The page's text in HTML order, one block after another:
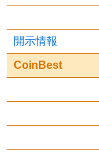
開示情報
CoinBest